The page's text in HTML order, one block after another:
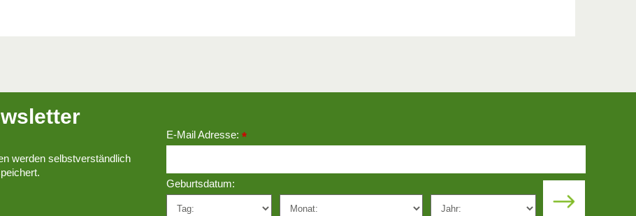
werden selbstverständlich
E-Mail Adresse: *
Geburtsdatum: